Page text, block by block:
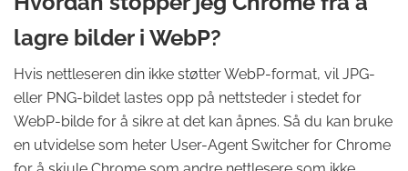
lagre bilder i WebP?
Hvis nettleseren din ikke støtter WebP-format, vil JPG-
eller PNG-bildet lastes opp på nettsteder i stedet for
WebP-bilde for å sikre at det kan åpnes. Så du kan bruke
en utvidelse som heter User-Agent Switcher for Chrome